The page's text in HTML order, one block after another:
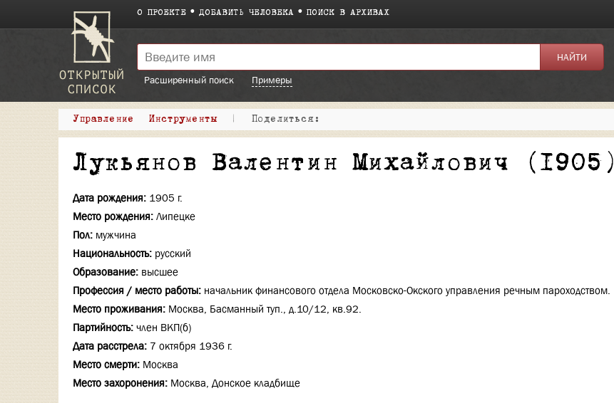
О ПРОЕКТЕ ДОБАВИТЬ ЧЕЛОВЕКА ПОИСК В АРХИВАХ
Расширенный поиск
Примеры
Управление Инструменты | Поделиться:
Лукьянов Валентин Михайлович (1905)
Дата рождения: 1905 г.
Место рождения: Липецке
Пол: мужчина
Национальность: русский
Образование: высшее
Профессия / место работы: начальник финансового отдела Московско-Окского управления речным пароходством.
Место проживания: Москва, Басманный туп., д.10/12, кв.92.
Партийность: член ВКП(б)
Дата расстрела: 7 октября 1936 г.
Место смерти: Москва
Место захоронения: Москва, Донское кладбище